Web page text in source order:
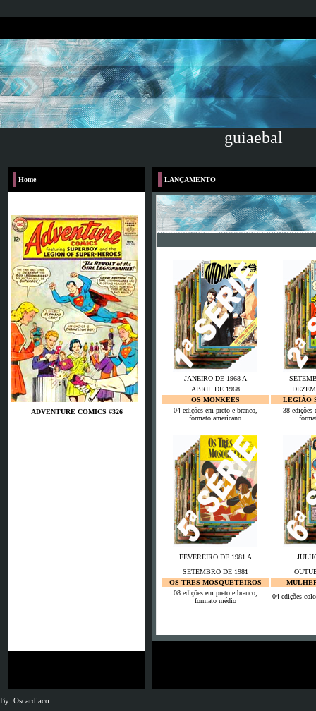
guiaebal
Home
ADVENTURE COMICS #326
LANÇAMENTO
JANEIRO DE 1968 A
ABRIL DE 1968
OS MONKEES
LEGIÃO
04 edições em preto e branco,
formato americano
38 edições
FEVEREIRO DE 1981 A
SETEMBRO DE 1981
OS TRES MOSQUETEIROS
08 edições em preto e branco,
formato médio
04 edições
By: Oscardiaco